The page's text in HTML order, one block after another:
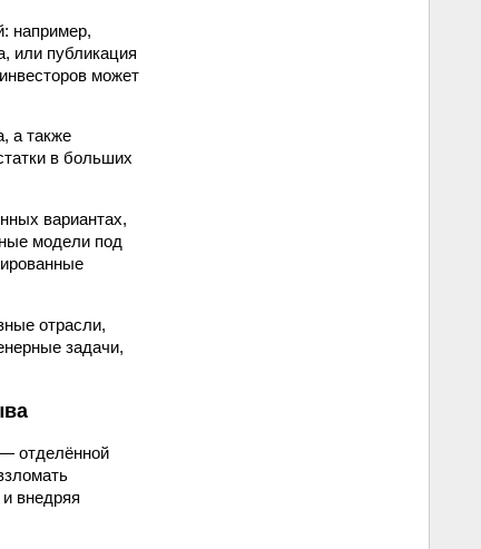
например,
или публикация
может
а также
в больших
вариантах,
модели под
отрасли,
задачи,
— отделённой
внедряя